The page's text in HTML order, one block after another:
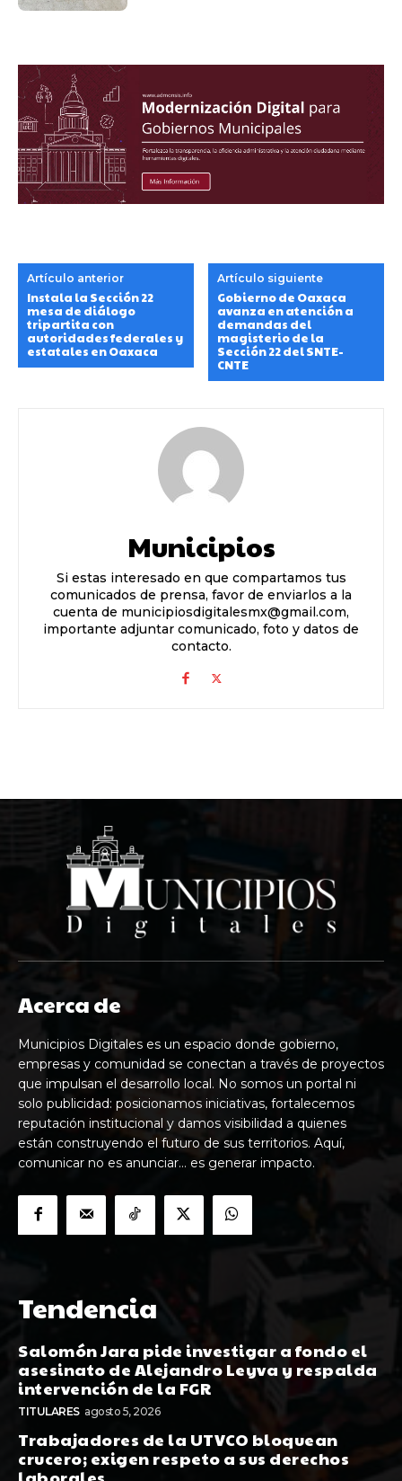
Artículo anterior
Instala la Sección 22
mesa de diálogo
tripartita con
autoridades federales y
estatales en Oaxaca
Artículo siguiente
Gobierno de Oaxaca
avanza en atención a
demandas del
magisterio de la
Sección 22 del SNTE-
CNTE
Municipios
Si estas interesado en que compartamos tus
comunicados de prensa, favor de enviarlos a la
cuenta de municipiosdigitalesmx@gmail.com,
importante adjuntar comunicado, foto y datos de
contacto.
Acerca de
Municipios Digitales es un espacio donde gobierno,
empresas y comunidad se conectan a través de proyectos
que impulsan el desarrollo local. No somos un portal ni
solo publicidad: posicionamos iniciativas, fortalecemos
reputación institucional y damos visibilidad a quienes
están construyendo el futuro de sus territorios. Aquí,
comunicar no es anunciar… es generar impacto.
Tendencia
Salomón Jara pide investigar a fondo el
asesinato de Alejandro Leyva y respalda
intervención de la FGR
TITULARES agosto 5, 2026
Trabajadores de la UTVCO bloquean
crucero; exigen respeto a sus derechos